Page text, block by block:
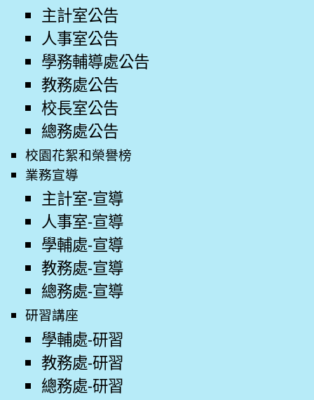
主計室公告
人事室公告
學務輔導處公告
教務處公告
校長室公告
總務處公告
校園花絮和榮譽榜
業務宣導
主計室-宣導
人事室-宣導
學輔處-宣導
教務處-宣導
總務處-宣導
研習講座
學輔處-研習
教務處-研習
總務處-研習